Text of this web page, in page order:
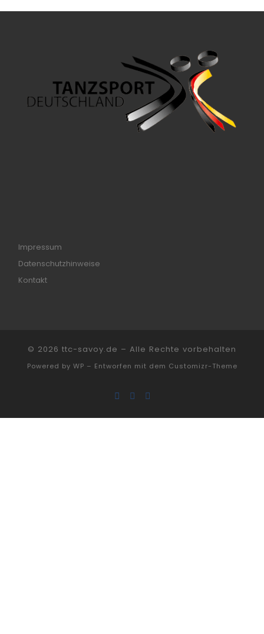
Impressum
Datenschutzhinweise
Kontakt
© 2026 ttc-savoy.de – Alle Rechte vorbehalten
Powered by WP – Entworfen mit dem Customizr-Theme